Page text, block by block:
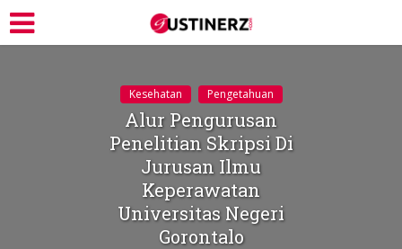
Kesehatan Pengetahuan
Alur Pengurusan
Penelitian Skripsi Di
Jurusan Ilmu
Keperawatan
Universitas Negeri
Gorontalo